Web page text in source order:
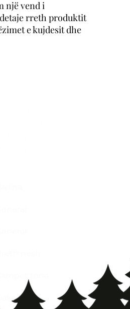
një vend i
rreth produktit
e kujdesit dhe
Data